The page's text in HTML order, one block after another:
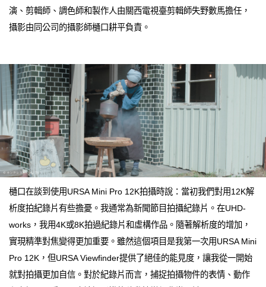
演、剪輯師、調色師和製作人由關西電視臺剪輯師失野數馬擔任，
攝影由同公司的攝影師樋口耕平負責。
樋口在談到使用URSA Mini Pro 12K拍攝時說：當初我們對用12K解
析度拍紀錄片有些擔憂。我通常為新聞節目拍攝紀錄片。在UHD-
works，我用4K或8K拍過紀錄片和虛構作品。隨著解析度的增加，
實現精準對焦變得更加重要。雖然這個項目是我第一次用URSA Mini
Pro 12K，但URSA Viewfinder提供了絕佳的能見度，讓我從一開始
就對拍攝更加自信。對於紀錄片而言，捕捉拍攝物件的表情、動作